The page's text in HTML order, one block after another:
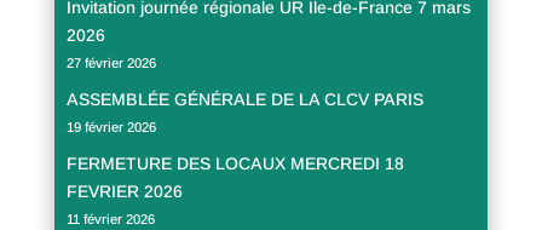
Invitation journée régionale UR Ile-de-France 7 mars
2026
27 février 2026
ASSEMBLÉE GÉNÉRALE DE LA CLCV PARIS
19 février 2026
FERMETURE DES LOCAUX MERCREDI 18
FEVRIER 2026
11 février 2026